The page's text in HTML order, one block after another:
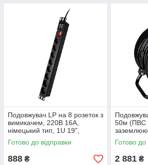
Подовжувач LP на 8 розеток з
вимикачем, 220В 16A,
німецький тип, 1U 19",
алюмінієвий корпус
Готово до відправки
888 ₴
50м (ПВС
3.5 кВт
Готово до
2 881 ₴